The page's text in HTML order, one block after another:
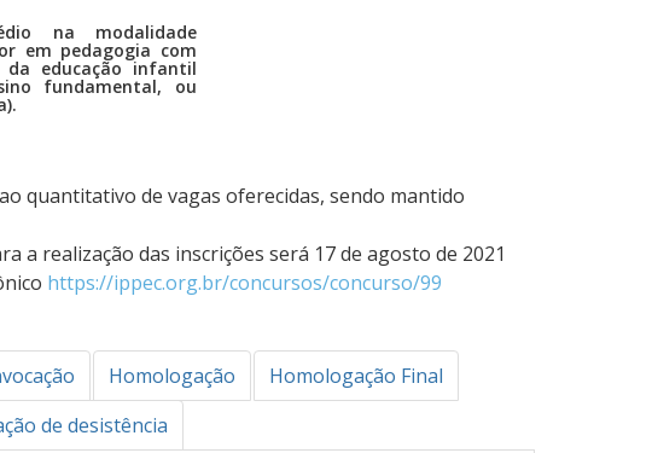
na modalidade
em pedagogia com
educação infantil
fundamental, ou
quantitativo de vagas oferecidas, sendo mantido
a realização das inscrições será 17 de agosto de 2021
https://ippec.org.br/concursos/concurso/99
Homologação
Homologação Final
de desistência